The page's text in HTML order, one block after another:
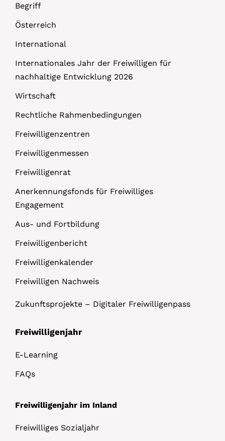
Begriff
Österreich
International
Internationales Jahr der Freiwilligen für
nachhaltige Entwicklung 2026
Wirtschaft
Rechtliche Rahmenbedingungen
Freiwilligenzentren
Freiwilligenmessen
Freiwilligenrat
Anerkennungsfonds für Freiwilliges
Engagement
Aus- und Fortbildung
Freiwilligenbericht
Freiwilligenkalender
Freiwilligen Nachweis
Zukunftsprojekte – Digitaler Freiwilligenpass
Freiwilligenjahr
E-Learning
FAQs
Freiwilligenjahr im Inland
Freiwilliges Sozialjahr